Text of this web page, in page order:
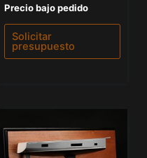
Valorado
con
5.00
de 5
Precio bajo pedido
Solicitar
presupuesto